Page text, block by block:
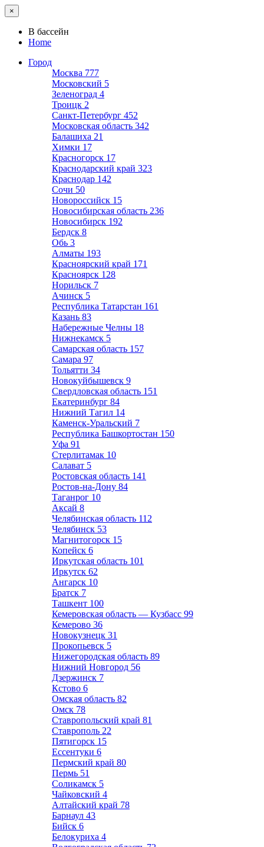
×
В бассейн
Home
Город
Москва 777
Московский 5
Зеленоград 4
Троицк 2
Санкт-Петербург 452
Московская область 342
Балашиха 21
Химки 17
Красногорск 17
Краснодарский край 323
Краснодар 142
Сочи 50
Новороссийск 15
Новосибирская область 236
Новосибирск 192
Бердск 8
Обь 3
Алматы 193
Красноярский край 171
Красноярск 128
Норильск 7
Ачинск 5
Республика Татарстан 161
Казань 83
Набережные Челны 18
Нижнекамск 5
Самарская область 157
Самара 97
Тольятти 34
Новокуйбышевск 9
Свердловская область 151
Екатеринбург 84
Нижний Тагил 14
Каменск-Уральский 7
Республика Башкортостан 150
Уфа 91
Стерлитамак 10
Салават 5
Ростовская область 141
Ростов-на-Дону 84
Таганрог 10
Аксай 8
Челябинская область 112
Челябинск 53
Магнитогорск 15
Копейск 6
Иркутская область 101
Иркутск 62
Ангарск 10
Братск 7
Ташкент 100
Кемеровская область — Кузбасс 99
Кемерово 36
Новокузнецк 31
Прокопьевск 5
Нижегородская область 89
Нижний Новгород 56
Дзержинск 7
Кстово 6
Омская область 82
Омск 78
Ставропольский край 81
Ставрополь 22
Пятигорск 15
Ессентуки 6
Пермский край 80
Пермь 51
Соликамск 5
Чайковский 4
Алтайский край 78
Барнаул 43
Бийск 6
Белокуриха 4